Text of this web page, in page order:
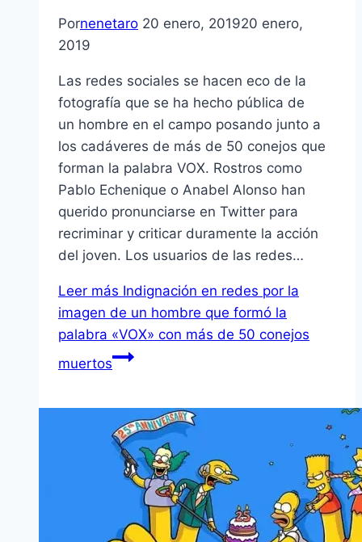
Pornenetaro 20 enero, 201920 enero,
2019
Las redes sociales se hacen eco de la
fotografía que se ha hecho pública de
un hombre en el campo posando junto a
los cadáveres de más de 50 conejos que
forman la palabra VOX. Rostros como
Pablo Echenique o Anabel Alonso han
querido pronunciarse en Twitter para
recriminar y criticar duramente la acción
del joven. Los usuarios de las redes…
Leer más Indignación en redes por la
imagen de un hombre que formó la
palabra «VOX» con más de 50 conejos
muertos